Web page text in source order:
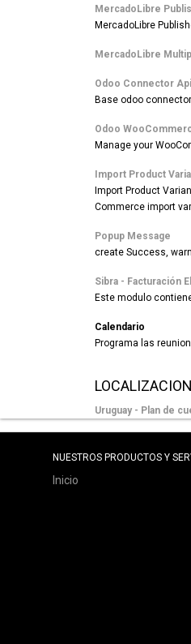
MercadoLibre
MercadoLibre
MercadoLibre
Odoo Connector Api
Base odoo
Odoo
Manage your
Import Product
Import Product
Commerce import
Popup Message
create Success,
Sibra - Facturación
Este modulo
Calendario
Programa las
Uruguay - Plan de
NUESTROS PRODUCTOS Y
Inicio